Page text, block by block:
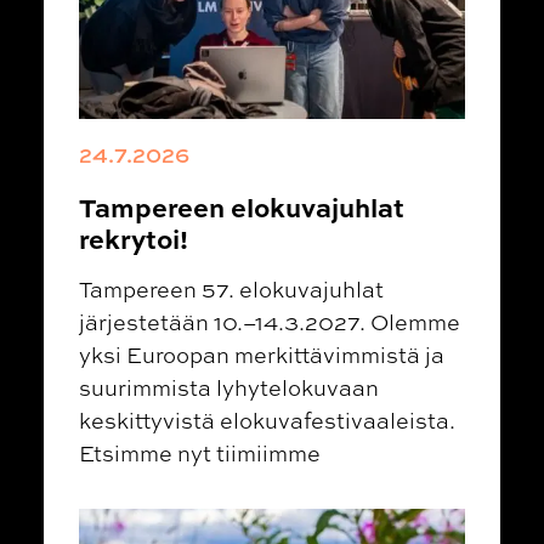
24.7.2026
Tampereen elokuvajuhlat
rekrytoi!
Tampereen 57. elokuvajuhlat
järjestetään 10.–14.3.2027. Olemme
yksi Euroopan merkittävimmistä ja
suurimmista lyhytelokuvaan
keskittyvistä elokuvafestivaaleista.
Etsimme nyt tiimiimme